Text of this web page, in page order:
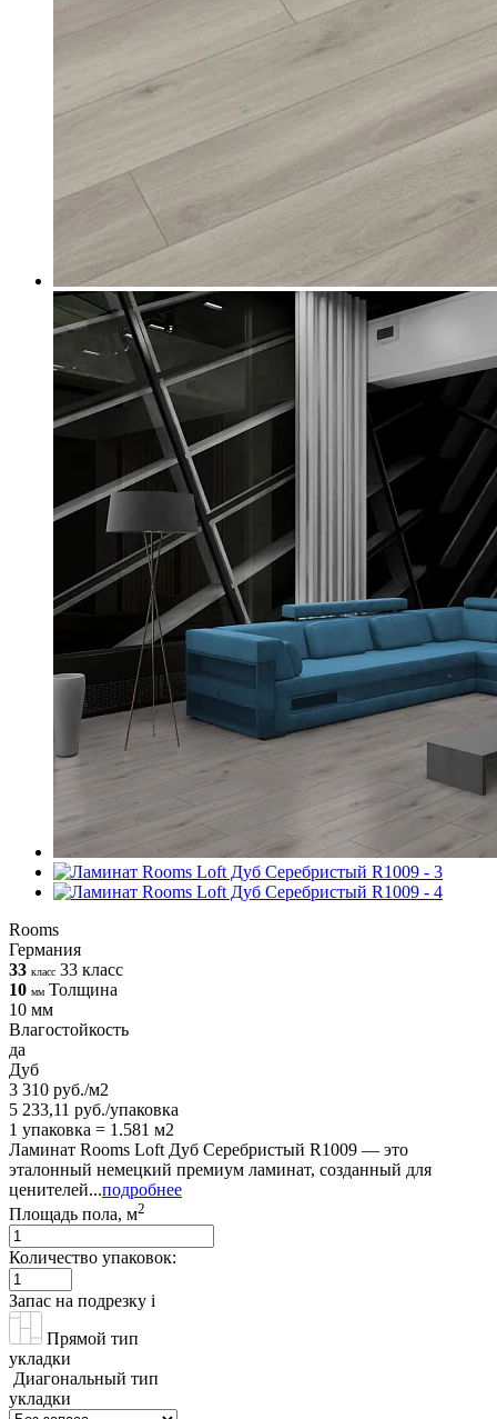
Rooms
Германия
33 класс 33 класс
10 мм Толщина
10 мм
Влагостойкость
да
Дуб
3 310 руб./м2
5 233,11 руб./упаковка
1 упаковка = 1.581 м2
Ламинат Rooms Loft Дуб Серебристый R1009 — это
эталонный немецкий премиум ламинат, созданный для
ценителей...подробнее
Площадь пола, м2
Количество упаковок:
Запас на подрезку i
Прямой тип
укладки
Диагональный тип
укладки